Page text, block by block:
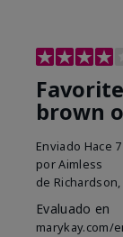
brown
Enviado Hace
porAimless
de Richardson,
Evaluado en
marykay.com/